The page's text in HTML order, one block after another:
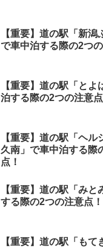
【重要】道の駅「新潟
で車中泊する際の2つの
【重要】道の駅「とよ
泊する際の2つの注意点
【重要】道の駅「ヘル
久南」で車中泊する際
点！
【重要】道の駅「みと
する際の2つの注意点！
【重要】道の駅「もて